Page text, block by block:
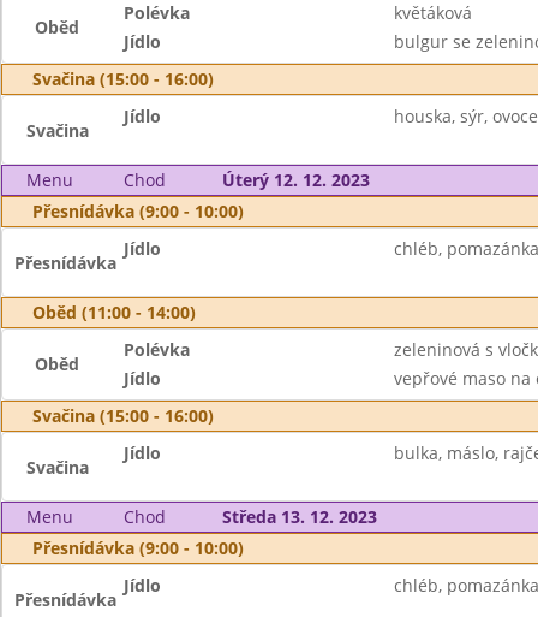
Oběd
Polévka
květáková
Jídlo
bulgur se
Svačina (15:00 - 16:00)
Svačina
Jídlo houska, sýr,
Menu Chod
Úterý 12. 12. 2023
Přesnídávka (9:00 - 10:00)
Přesnídávka
Jídlo chléb,
Oběd (11:00 - 14:00)
Oběd
Polévka
zeleninová s
Jídlo
vepřové maso
Svačina (15:00 - 16:00)
Svačina
Jídlo bulka, máslo,
Menu Chod
Středa 13. 12. 2023
Přesnídávka (9:00 - 10:00)
Přesnídávka
Jídlo chléb,